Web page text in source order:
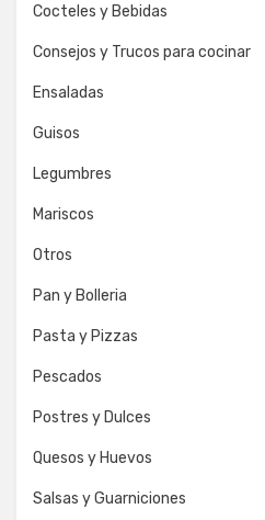
Cocteles y Bebidas
Consejos y Trucos para cocinar
Ensaladas
Guisos
Legumbres
Mariscos
Otros
Pan y Bolleria
Pasta y Pizzas
Pescados
Postres y Dulces
Quesos y Huevos
Salsas y Guarniciones